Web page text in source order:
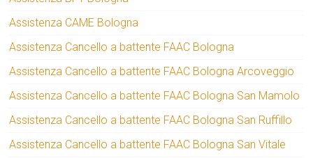
Assistenza CAME Bologna
Assistenza Cancello a battente FAAC Bologna
Assistenza Cancello a battente FAAC Bologna Arcoveggio
Assistenza Cancello a battente FAAC Bologna San Mamolo
Assistenza Cancello a battente FAAC Bologna San Ruffillo
Assistenza Cancello a battente FAAC Bologna San Vitale